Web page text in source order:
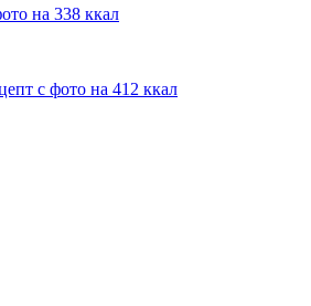
на 338 ккал
с фото на 412 ккал